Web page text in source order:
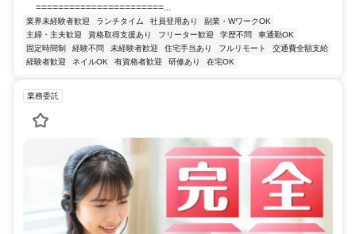
=======================...
業界未経験者歓迎 ランチタイム 社員登用あり
副業・WワークOK
主婦・主夫歓迎
資格取得支援あり フリーター歓迎 学歴不問
車通勤OK
固定時間制
経験不問 未経験者歓迎 住宅手当あり フルリモート
交通費全額支給
経験者歓迎
ネイルOK 有資格者歓迎 研修あり 在宅OK
業務委託